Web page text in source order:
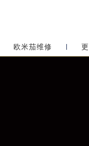
欧米茄维修